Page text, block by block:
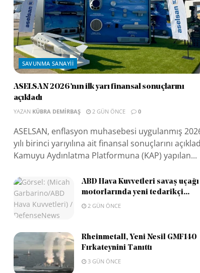
SAVUNMA SANAYII
ASELSAN 2026’nın ilk yarı finansal sonuçlarını
açıkladı
YAZAN KÜBRA DEMIRBAŞ 2 GÜN ÖNCE 0
ASELSAN, enflasyon muhasebesi uygulanmış
yılı birinci yarıyılına ait finansal sonuçlarını
Kamuyu Aydınlatma Platformuna (KAP) yapılan...
ABD Hava Kuvvetleri savaş uçağı
motorlarında yeni tedarikçi...
2 GÜN ÖNCE
Rheinmetall, Yeni Nesil GMF140
Fırkateynini Tanıttı
3 GÜN ÖNCE